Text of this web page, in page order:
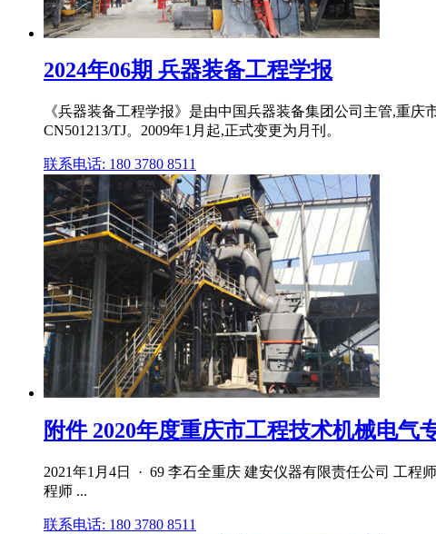
2024年06期 兵器装备工程学报
《兵器装备工程学报》是由中国兵器装备集团公司主管,重
CN501213/TJ。2009年1月起,正式变更为月刊。
联系电话: 180 3780 8511
附件 2020年度重庆市工程技术机械电气
2021年1月4日 · 69 李石全重庆 建安仪器有限责任公司 工程
程师 ...
联系电话: 180 3780 8511